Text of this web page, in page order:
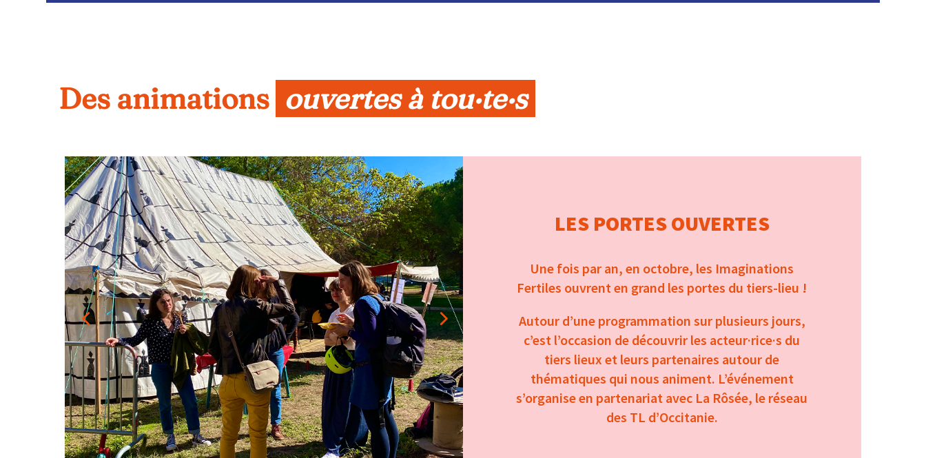
Des animations ouvertes à tou·te·s
LES PORTES OUVERTES
Une fois par an, en octobre, les Imaginations
Fertiles ouvrent en grand les portes du tiers-lieu !
Autour d’une programmation sur plusieurs jours,
c’est l’occasion de découvrir les acteur·rice·s du
tiers lieux et leurs partenaires autour de
thématiques qui nous animent. L’événement
s’organise en partenariat avec La Rôsée, le réseau
des TL d’Occitanie.